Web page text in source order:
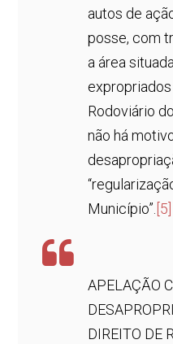
autos de
posse, com
a área
Rodoviário
não há
Município”. [5]
APELAÇÃO
DIREITO DE